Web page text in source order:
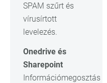
SPAM szűrt és
vírusírtott
levelezés.
Onedrive és
Sharepoint
Információmegosztás